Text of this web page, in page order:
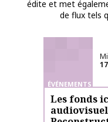
édite et met
de flux tels
ÉVÉNEMENTS
Les fonds